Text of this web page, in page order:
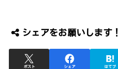
シェアをお願いします！
ポスト シェア はてブ